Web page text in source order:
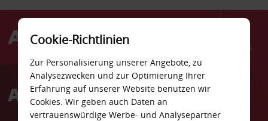
Menü
AvisAutovermietung Warragul
Cookie-Richtlinien
Zur Personalisierung unserer Angebote, zu
Analysezwecken und zur Optimierung Ihrer
Erfahrung auf unserer Website benutzen wir
Cookies. Wir geben auch Daten an
vertrauenswürdige Werbe- und Analysepartner